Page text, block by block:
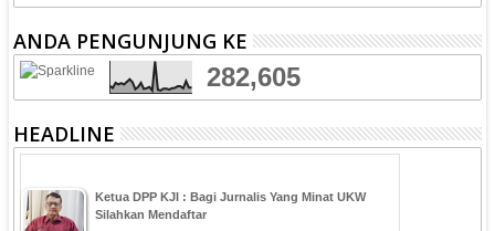
ANDA PENGUNJUNG KE
282,605
HEADLINE
Ketua DPP KJI : Bagi Jurnalis Yang Minat UKW
Silahkan Mendaftar